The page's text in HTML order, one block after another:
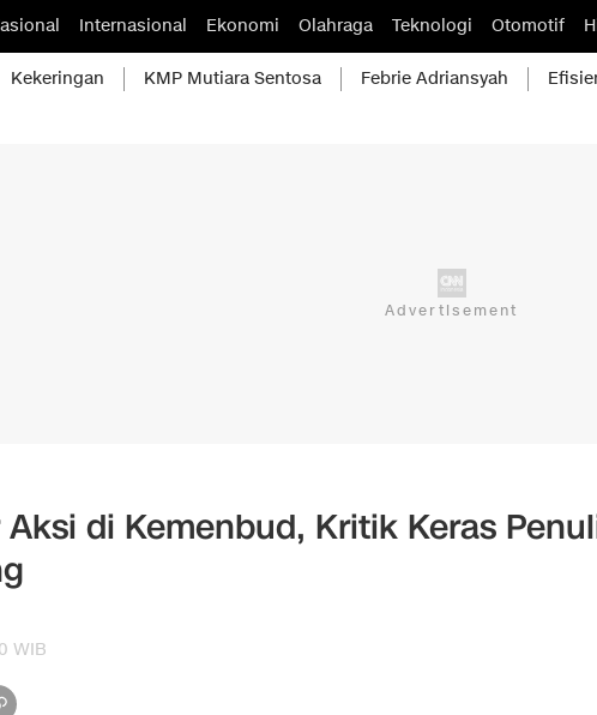
Internasional Ekonomi Olahraga Teknologi Otomotif
Kekeringan KMP Mutiara Sentosa Febrie Adriansyah
di Kemenbud, Kritik Keras
WIB